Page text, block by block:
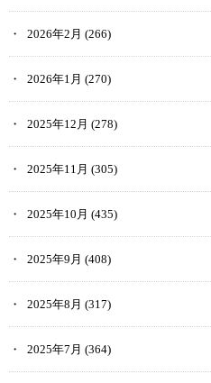
2026年2月 (266)
2026年1月 (270)
2025年12月 (278)
2025年11月 (305)
2025年10月 (435)
2025年9月 (408)
2025年8月 (317)
2025年7月 (364)